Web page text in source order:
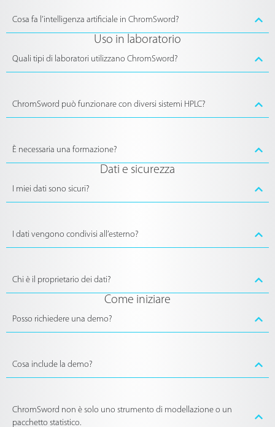
Cosa fa l’intelligenza artificiale in ChromSword?
Uso in laboratorio
Quali tipi di laboratori utilizzano ChromSword?
ChromSword può funzionare con diversi sistemi HPLC?
È necessaria una formazione?
Dati e sicurezza
I miei dati sono sicuri?
I dati vengono condivisi all’esterno?
Chi è il proprietario dei dati?
Come iniziare
Posso richiedere una demo?
Cosa include la demo?
ChromSword non è solo uno strumento di modellazione o un
pacchetto statistico.